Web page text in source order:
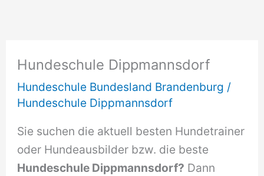
Hundeschule Dippmannsdorf
Hundeschule Bundesland Brandenburg /
Hundeschule Dippmannsdorf
Sie suchen die aktuell besten Hundetrainer
oder Hundeausbilder bzw. die beste
Hundeschule Dippmannsdorf? Dann